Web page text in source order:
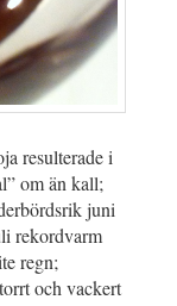
resulterade i
om än kall;
juni
rekordvarm
regn;
och vackert